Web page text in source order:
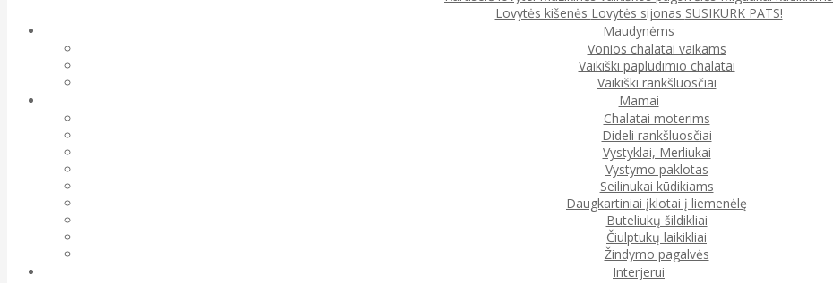
Lovytės kišenės Lovytės sijonas SUSIKURK PATS!
Maudynėms
Vonios chalatai vaikams
Vaikiški paplūdimio chalatai
Vaikiški rankšluosčiai
Mamai
Chalatai moterims
Dideli rankšluosčiai
Vystyklai, Merliukai
Vystymo paklotas
Seilinukai kūdikiams
Daugkartiniai įklotai į liemenėlę
Buteliukų šildikliai
Čiulptukų laikikliai
Žindymo pagalvės
Interjerui